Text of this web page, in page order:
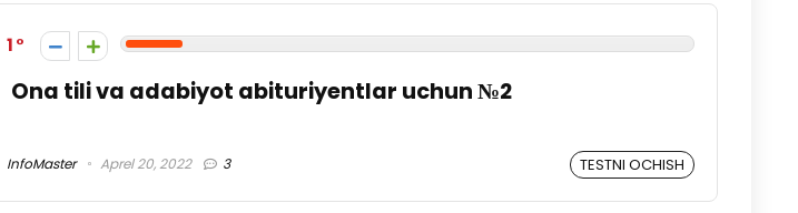
1
Ona tili va adabiyot abituriyentlar uchun №2
InfoMaster Aprel 20, 2022 3 TESTNI OCHISH